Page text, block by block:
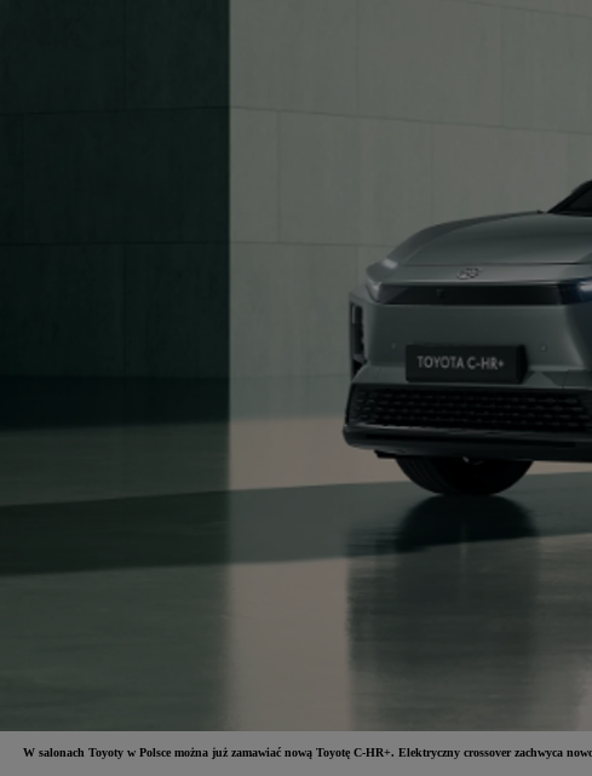
W salonach Toyoty w Polsce można już zamawiać nową Toyotę C-HR+. Elektryczny crossover zachwyca